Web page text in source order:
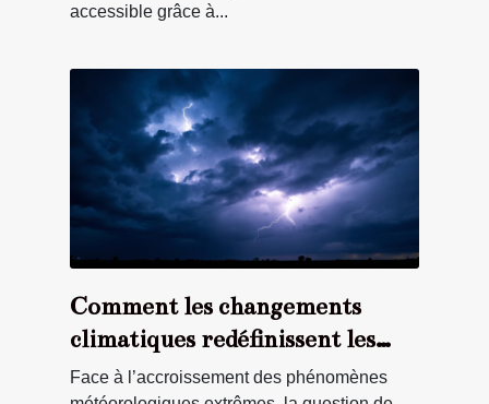
accessible grâce à...
Comment les changements
climatiques redéfinissent les
événements météorologiques
Face à l’accroissement des phénomènes